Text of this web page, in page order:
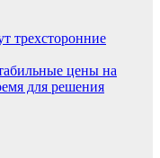
трехсторонние
цены на
для решения